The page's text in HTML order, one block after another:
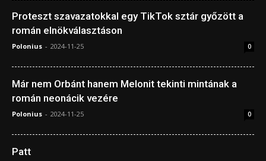
Proteszt szavazatokkal egy TikTok sztár győzött a
román elnökválasztáson
Polonius - 2024-11-25 0
Már nem Orbánt hanem Melonit tekinti mintának a
román neonácik vezére
Polonius - 2024-11-25 0
Patt